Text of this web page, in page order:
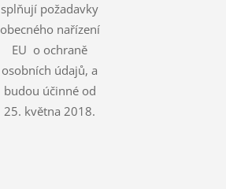
splňují požadavky
obecného nařízení
EU o ochraně
osobních údajů, a
budou účinné od
25. května 2018.